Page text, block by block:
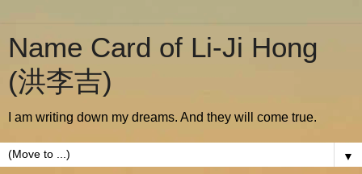
Name Card of Li-Ji Hong
(洪李吉)
I am writing down my dreams. And they will come true.
▼